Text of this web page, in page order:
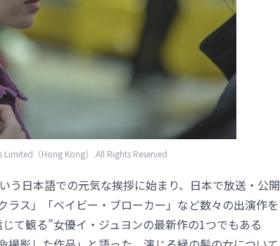
Limited（Hong Kong）.All Rights Reserved
う日本語での元気な挨拶に始まり、日本で放送・公開
ラス」「ベイビー・ブローカー」など数々の出演作を
て観る”女優イ・ジュヨンの最新作の1つでもある